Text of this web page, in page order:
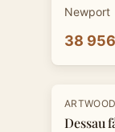
Newport
38
ARTWOOD
Dessau